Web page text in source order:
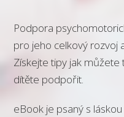
Podpora
pro jeho celkový rozvoj
Získejte tipy jak
dítěte podpořit.
eBook je psaný s